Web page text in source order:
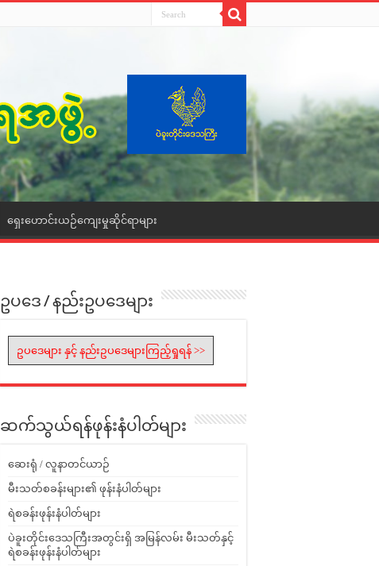
ရှေးဟောင်းယဉ်ကျေးမှုဆိုင်ရာများ
ဥပဒေ / နည်းဥပဒေများ
ဥပဒေများ နှင့် နည်းဥပဒေများကြည့်ရှုရန် >>
ဆက်သွယ်ရန်ဖုန်းနံပါတ်များ
ဆေးရုံ / လူနာတင်ယာဉ်
မီးသတ်စခန်းများ၏ ဖုန်းနံပါတ်များ
ရဲစခန်းဖုန်းနံပါတ်များ
ပဲခူးတိုင်းဒေသကြီးအတွင်းရှိ အမြန်လမ်း မီးသတ်နှင့်
ရဲစခန်းဖုန်းနံပါတ်များ